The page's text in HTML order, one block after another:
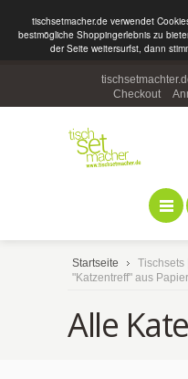
tischsetmacher.de verwendet
bestmögliche Shoppingerlebnis zu
der Seite weitersurfst, dann
Checkout
Startseite
Tischsets
"Katzentreff" aus
Alle